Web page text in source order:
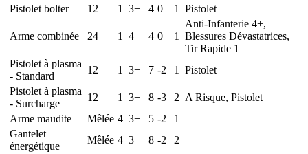
Pistolet bolter
12 1 3+ 4 0 1 Pistolet
Arme combinée 24 1 4+ 4 0 1
Anti-Infanterie 4+,
Blessures Dévastatrices,
Tir Rapide 1
Pistolet à plasma
- Standard
12 1 3+ 7 -2 1
Pistolet
Pistolet à plasma
- Surcharge
12 1 3+ 8 -3 2 A Risque, Pistolet
Arme maudite
Mêlée 4 3+ 5 -2
1
Gantelet
énergétique
Mêlée 4 3+ 8 -2
2